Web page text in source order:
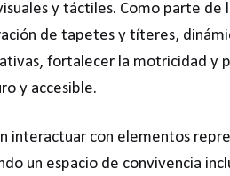
y táctiles. Como parte de
de tapetes y títeres,
fortalecer la motricidad y
y accesible.
interactuar con elementos
un espacio de convivencia